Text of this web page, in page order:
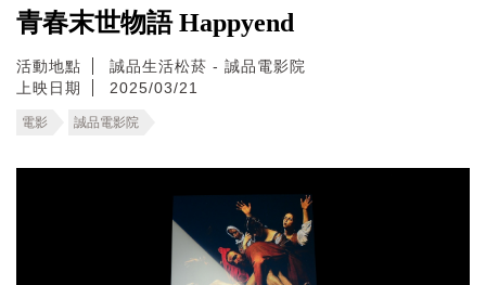
青春末世物語 Happyend
活動地點
誠品生活松菸 - 誠品電影院
上映日期
2025/03/21
電影 誠品電影院